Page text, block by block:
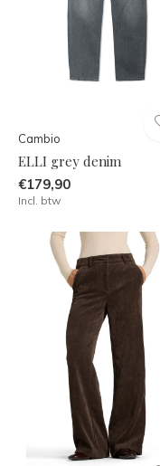
Cambio
ELLI grey denim
€179,90
Incl. btw